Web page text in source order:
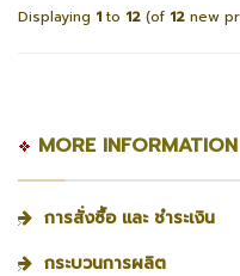
Displaying 1 to 12 (of 12 new
MORE INFORMATION
การสั่งซื้อ และ ชำระเงิน
กระบวนการผลิต